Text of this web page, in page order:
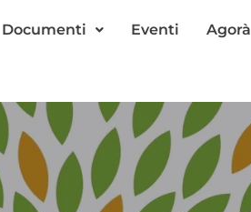
Documenti Eventi Agorà